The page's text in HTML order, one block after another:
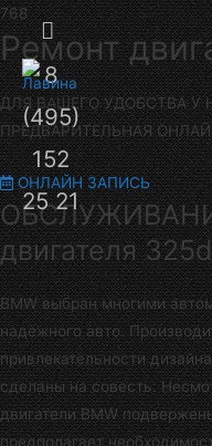
Секция
над
шапкой
8
(495)
152
25 21
Ремонт
ДЛЯ ВАШЕГО УДОБСТВА У
ПРЕДВАРИТЕЛЬНАЯ
ОНЛАЙН ЗАПИСЬ
двигателя
BMW выбран многими
надежного авто.
привлекательности
сделаны на совесть.
двигатели BMW
предполагает